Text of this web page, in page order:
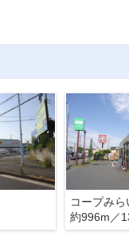
コープみら
約996m／